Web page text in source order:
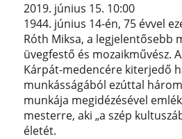
2019. június 15. 10:00
1944. június 14-én, 75 évvel
Róth Miksa, a legjelentősebb
üvegfestő és mozaikművész.
Kárpát-medencére kiterjedő
munkásságából ezúttal
munkája megidézésével
mesterre, aki „a szép
életét.